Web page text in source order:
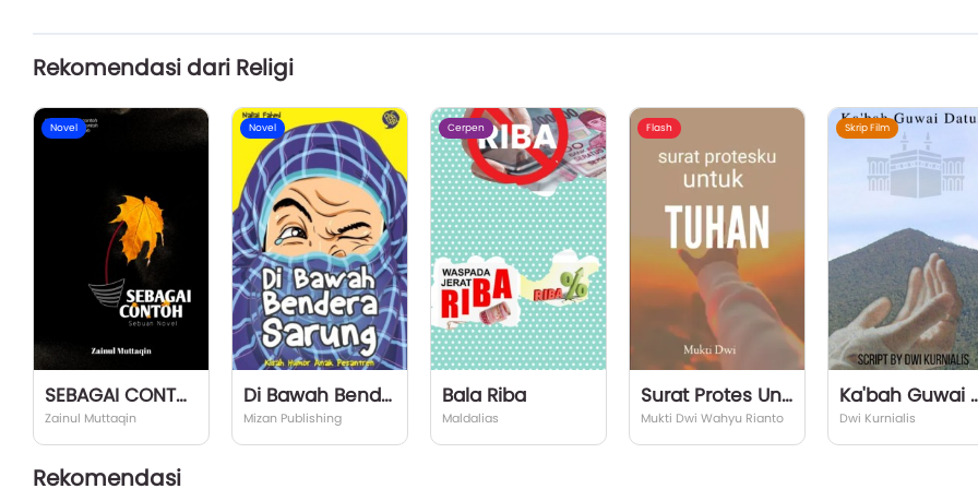
Rekomendasi dari Religi
Novel
SEBAGAI CONTOH
Zainul Muttaqin
Novel
Di Bawah Bendera Sarung
Mizan Publishing
Cerpen
Bala Riba
Maldalias
Flash
Surat Protes Untuk Tuhan
Mukti Dwi Wahyu Rianto
Skrip Film
Ka'bah
Dwi Kurnialis
Rekomendasi